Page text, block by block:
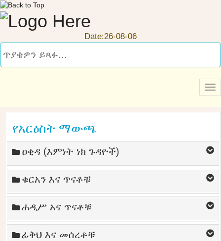
Date:26-08-06
የአርዕስት ማውጫ
ዐቂዳ (እምነት ነክ ጉዳዮች)
ቁርአን እና ጥናቶቹ
ሐዲሥ አና ጥናቶቹ
ፊቅህ እና መሰረቶቹ